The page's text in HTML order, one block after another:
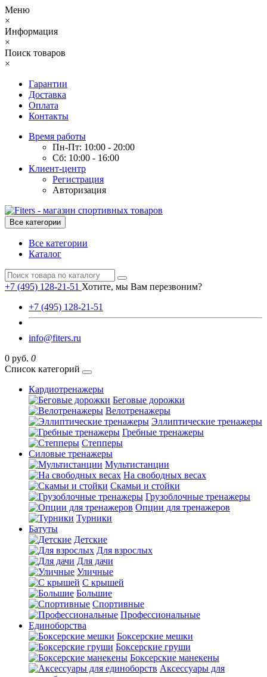
Меню
×
Информация
×
Поиск товаров
×
Гарантии
Доставка
Оплата
Контакты
Время работы
Пн-Пт: 10:00 - 20:00
Сб: 10:00 - 16:00
Клиент-центр
Регистрация
Авторизация
Все категории
Все категории
Каталог
+7 (495) 128-21-51 Хотите, мы Вам перезвоним?
+7 (495) 128-21-51
info@fiters.ru
0 руб. 0
Список категорий
Кардиотренажеры
Беговые дорожки
Велотренажеры
Эллиптические тренажеры
Гребные тренажеры
Степперы
Силовые тренажеры
Мультистанции
На свободных весах
Скамьи и стойки
Грузоблочные тренажеры
Опции для тренажеров
Турники
Батуты
Детские
Для взрослых
Для дачи
Уличные
С крышей
Большие
Спортивные
Профессиональные
Единоборства
Боксерские мешки
Боксерские груши
Боксерские манекены
Аксессуары для